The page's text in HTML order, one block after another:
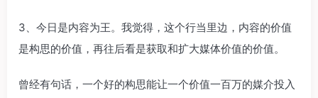
3、今日是内容为王。我觉得，这个行当里边，内容的价值
是构思的价值，再往后看是获取和扩大媒体价值的价值。
曾经有句话，一个好的构思能让一个价值一百万的媒介投入